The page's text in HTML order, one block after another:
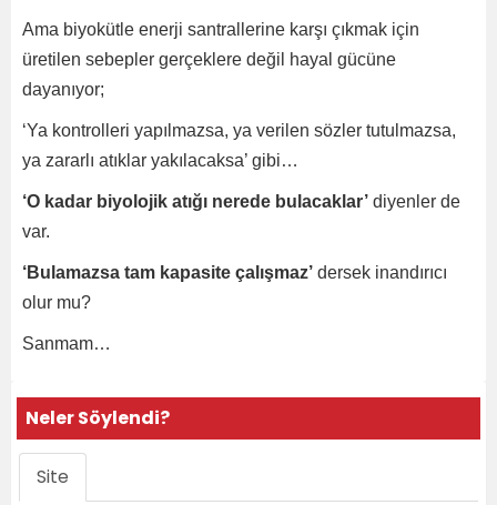
Ama biyokütle enerji santrallerine karşı çıkmak için
üretilen sebepler gerçeklere değil hayal gücüne
dayanıyor;
‘Ya kontrolleri yapılmazsa, ya verilen sözler tutulmazsa,
ya zararlı atıklar yakılacaksa’ gibi…
‘O kadar biyolojik atığı nerede bulacaklar’ diyenler de
var.
‘Bulamazsa tam kapasite çalışmaz’ dersek inandırıcı
olur mu?
Sanmam…
Neler Söylendi?
Site